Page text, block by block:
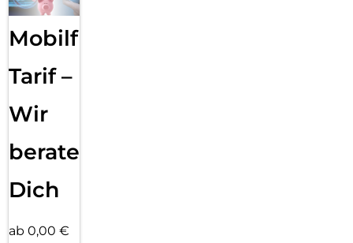
Mobilfunk
Tarif –
Wir
beraten
Dich
ab 0,00 €